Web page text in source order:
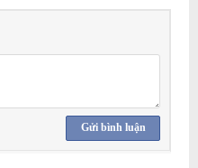
Gửi bình luận